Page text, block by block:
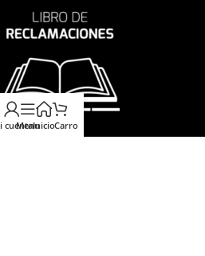
cuenta
MenuInicioCarro